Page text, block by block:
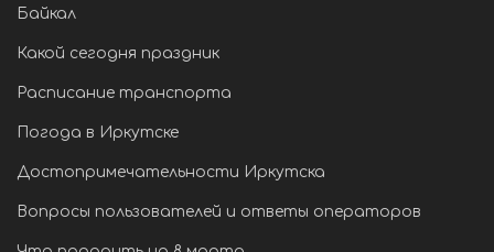
Байкал
Какой сегодня праздник
Расписание транспорта
Погода в Иркутске
Достопримечательности Иркутска
Вопросы пользователей и ответы операторов